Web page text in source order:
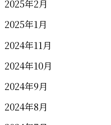
2025年2月
2025年1月
2024年11月
2024年10月
2024年9月
2024年8月